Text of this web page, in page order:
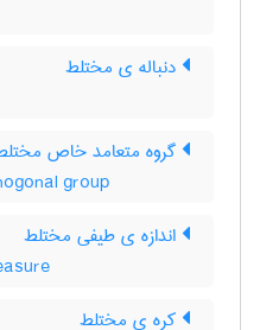
دنباله ی مختلط
گروه متعامد خاص
group
اندازه ی طیفی مختلط
کره ی مختلط